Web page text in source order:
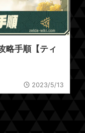
略手順【ティ
2023/5/13